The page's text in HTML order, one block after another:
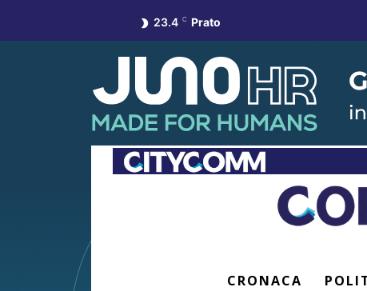
23.4 C Prato
CRONACA